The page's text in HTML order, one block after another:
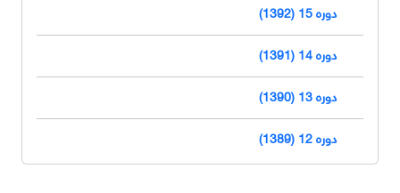
دوره 15 (1392)
دوره 14 (1391)
دوره 13 (1390)
دوره 12 (1389)